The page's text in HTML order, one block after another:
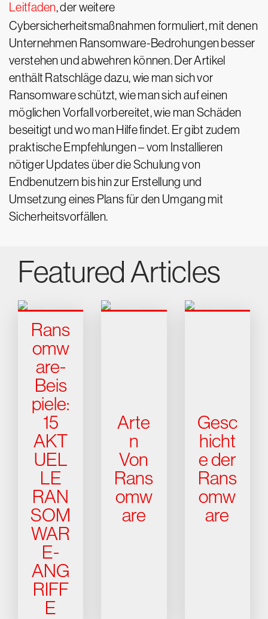
Leitfaden, der weitere
Cybersicherheitsmaßnahmen formuliert, mit denen
Unternehmen Ransomware-Bedrohungen besser
verstehen und abwehren können. Der Artikel
enthält Ratschläge dazu, wie man sich vor
Ransomware schützt, wie man sich auf einen
möglichen Vorfall vorbereitet, wie man Schäden
beseitigt und wo man Hilfe findet. Er gibt zudem
praktische Empfehlungen – vom Installieren
nötiger Updates über die Schulung von
Endbenutzern bis hin zur Erstellung und
Umsetzung eines Plans für den Umgang mit
Sicherheitsvorfällen.
Featured Articles
Rans
omw
are-
Beis
piele:
15
AKT
UEL
LE
RAN
SOM
WAR
E-
ANG
RIFF
E
Arte
n
Von
Rans
omw
are
Gesc
hicht
e der
Rans
omw
are